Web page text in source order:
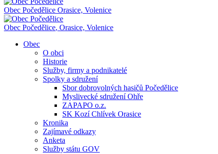
Obec Počedělice Orasice, Volenice
Obec Počedělice, Orasice, Volenice
Obec
O obci
Historie
Služby, firmy a podnikatelé
Spolky a sdružení
Sbor dobrovolných hasičů Počedělice
Myslivecké sdružení Ohře
ZAPAPO o.z.
SK Kozí Chlívek Orasice
Kronika
Zajímavé odkazy
Anketa
Služby státu GOV